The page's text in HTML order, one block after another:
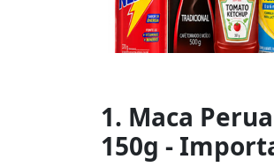
1. Maca
150g -